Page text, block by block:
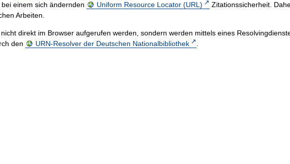
einem sich ändernden
Uniform Resource Locator (URL)
Zitationssicherheit.
Arbeiten.
direkt im Browser aufgerufen werden, sondern werden mittels eines
den
URN-Resolver der Deutschen Nationalbibliothek .